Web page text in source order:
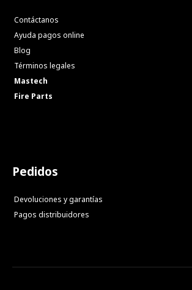
Contáctanos
Ayuda pagos online
Blog
Términos legales
Mastech
Fire Parts
Pedidos
Devoluciones y garantías
Pagos distribuidores